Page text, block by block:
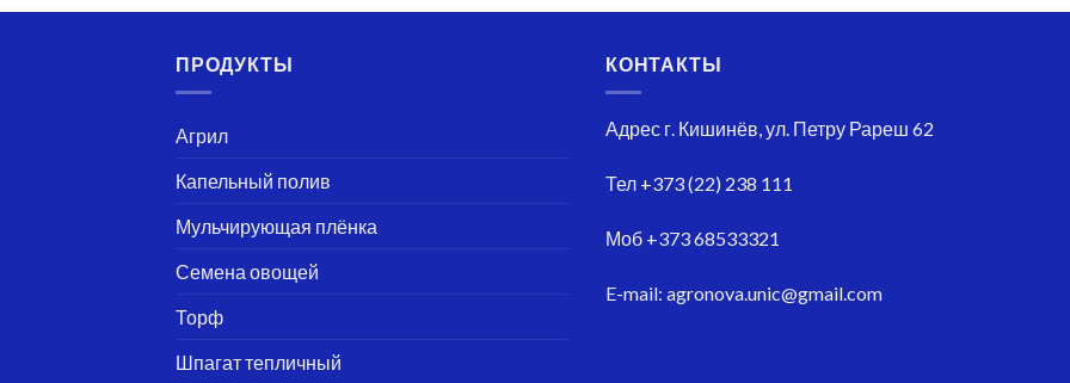
ПРОДУКТЫ
Агрил
Капельный полив
Мульчирующая плёнка
Семена овощей
Торф
Шпагат тепличный
КОНТАКТЫ
Адрес г. Кишинёв, ул. Петру Рареш 62
Тел +373 (22) 238 111
Моб +373 68533321
E-mail: agronova.unic@gmail.com